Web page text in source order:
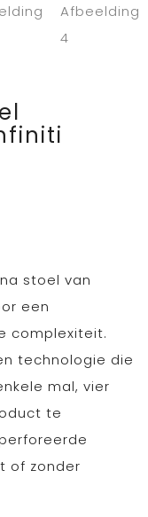
stoel van
een
complexiteit.
technologie die
mal, vier
te
of zonder